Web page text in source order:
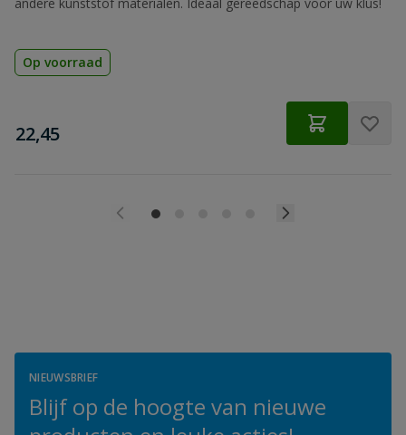
Op voorraad
€
22,45
NIEUWSBRIEF
Blijf op de hoogte van nieuwe